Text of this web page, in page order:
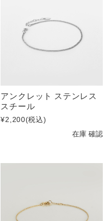
アンクレット ステンレス
スチール
¥2,200(税込)
在庫 確認